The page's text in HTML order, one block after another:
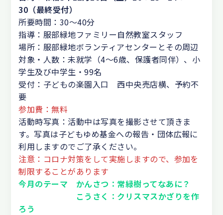
30（最終受付）
所要時間：30～40分
指導：服部緑地ファミリー自然教室スタッフ
場所：服部緑地ボランティアセンターとその周辺
対象・人数：未就学（4～6歳、保護者同伴）、小
学生及び中学生・99名
受付：子どもの楽園入口 西中央売店横、予約不
要
参加費：無料
活動時写真：活動中は写真を撮影させて頂きま
す。写真は子どもゆめ基金への報告・団体広報に
利用しますのでご了承ください。
注意：コロナ対策をして実施しますので、参加を
制限することがあります
今月のテーマ かんさつ：常緑樹ってなあに？
こうさく：クリスマスかざりを作
ろう